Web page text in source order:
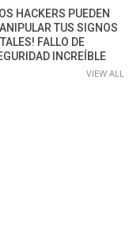
HACKERS PUEDEN
TUS SIGNOS
FALLO DE
INCREÍBLE
VIEW ALL